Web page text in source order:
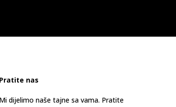
Pratite nas
Mi dijelimo naše tajne sa vama. Pratite